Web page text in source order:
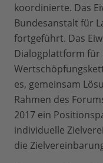
koordinierte. Das
Bundesanstalt für
fortgeführt. Das
Dialogplattform für
es, gemeinsam
Rahmen des
2017 ein
individuelle
die